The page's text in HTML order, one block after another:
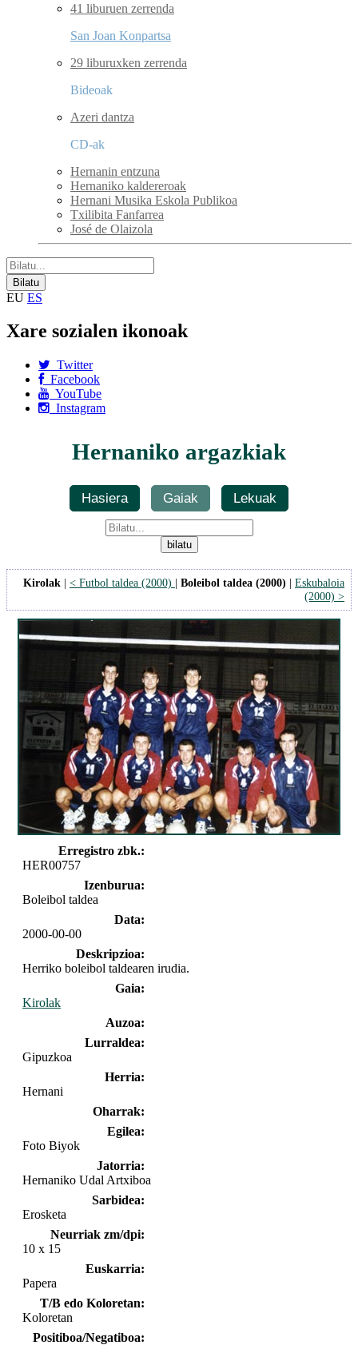
41 liburuen zerrenda
San Joan Konpartsa
29 liburuxken zerrenda
Bideoak
Azeri dantza
CD-ak
Hernanin entzuna
Hernaniko kaldereroak
Hernani Musika Eskola Publikoa
Txilibita Fanfarrea
José de Olaizola
EU ES
Xare sozialen ikonoak
Twitter
Facebook
YouTube
Instagram
Hernaniko argazkiak
Hasiera Gaiak Lekuak
Kirolak | < Futbol taldea (2000) | Boleibol taldea (2000) | Eskubaloia
(2000) >
Erregistro zbk.:
HER00757
Izenburua:
Boleibol taldea
Data:
2000-00-00
Deskripzioa:
Herriko boleibol taldearen irudia.
Gaia:
Kirolak
Auzoa:
Lurraldea:
Gipuzkoa
Herria:
Hernani
Oharrak:
Egilea:
Foto Biyok
Jatorria:
Hernaniko Udal Artxiboa
Sarbidea:
Erosketa
Neurriak zm/dpi:
10 x 15
Euskarria:
Papera
T/B edo Koloretan:
Koloretan
Positiboa/Negatiboa: